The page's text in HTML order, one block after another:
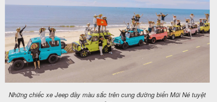
Những chiếc xe Jeep đầy màu sắc trên cung đường biển Mũi Né tuyệt